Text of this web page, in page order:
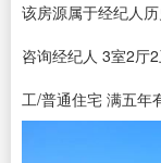
该房源属于经纪人
咨询经纪人 3室2厅
工/普通住宅 满五年